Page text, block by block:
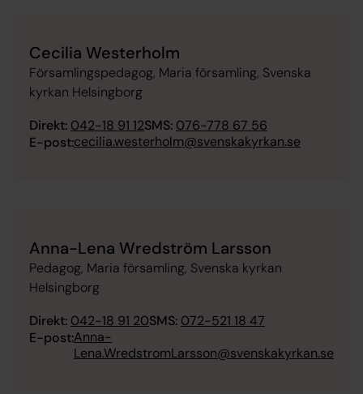
Cecilia Westerholm
Församlingspedagog, Maria församling, Svenska
kyrkan Helsingborg
Direkt: 042-18 91 12SMS: 076-778 67 56
E-post:cecilia.westerholm@svenskakyrkan.se
Anna-Lena Wredström Larsson
Pedagog, Maria församling, Svenska kyrkan
Helsingborg
Direkt: 042-18 91 20SMS: 072-521 18 47
E-post:Anna-
Lena.WredstromLarsson@svenskakyrkan.se